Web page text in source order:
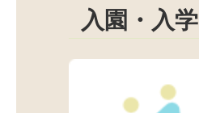
入園・入学